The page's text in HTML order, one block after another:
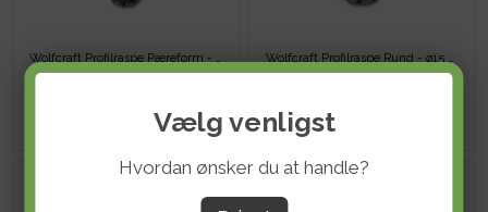
Vælg venligst
Hvordan ønsker du at handle?
Wolfcraft Profilraspe Pæreform - ø13x22 mm Wolfcraft Profilraspe Rund - ø15 mm